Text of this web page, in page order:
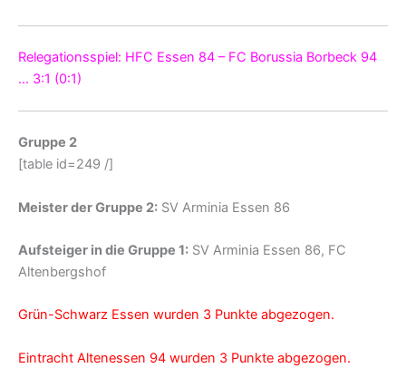
Relegationsspiel: HFC Essen 84 – FC Borussia Borbeck 94
… 3:1 (0:1)
Gruppe 2
[table id=249 /]
Meister der Gruppe 2: SV Arminia Essen 86
Aufsteiger in die Gruppe 1: SV Arminia Essen 86, FC
Altenbergshof
Grün-Schwarz Essen wurden 3 Punkte abgezogen.
Eintracht Altenessen 94 wurden 3 Punkte abgezogen.